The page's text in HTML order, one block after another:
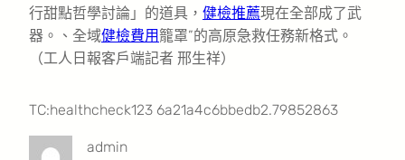
行甜點哲學討論」的道具， 健檢推薦現在全部成了武
器。、全域健檢費用 籠罩”的高原急救任務新格式。
（工人日報客戶端記者 邢生祥）
TC:healthcheck123 6a21a4c6bbedb2.79852863
admin